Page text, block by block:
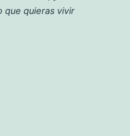
que quieras vivir